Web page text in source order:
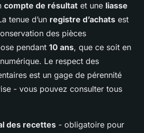
compte de résultat et une liasse
tenue d’un registre d’achats est
des pièces
pendant 10 ans, que ce soit en
Le respect des
est un gage de pérennité
- vous pouvez consulter tous
des recettes - obligatoire pour